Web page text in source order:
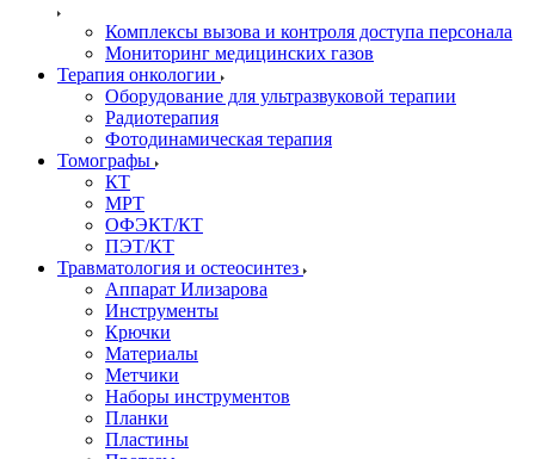
Комплексы вызова и контроля доступа персонала
Мониторинг медицинских газов
Терапия онкологии
Оборудование для ультразвуковой терапии
Радиотерапия
Фотодинамическая терапия
Томографы
КТ
МРТ
ОФЭКТ/КТ
ПЭТ/КТ
Травматология и остеосинтез
Аппарат Илизарова
Инструменты
Крючки
Материалы
Метчики
Наборы инструментов
Планки
Пластины